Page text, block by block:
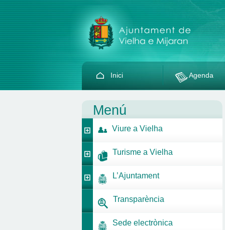
Inici Agenda
Menú
Viure a Vielha
Turisme a Vielha
L’Ajuntament
Transparència
Sede electrònica